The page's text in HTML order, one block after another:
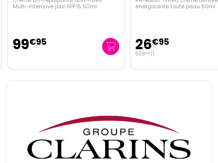
Multi-Intensive jour SPF15 50ml
99€95
énergisante toute peau 50ml
26€95
539€00/l.